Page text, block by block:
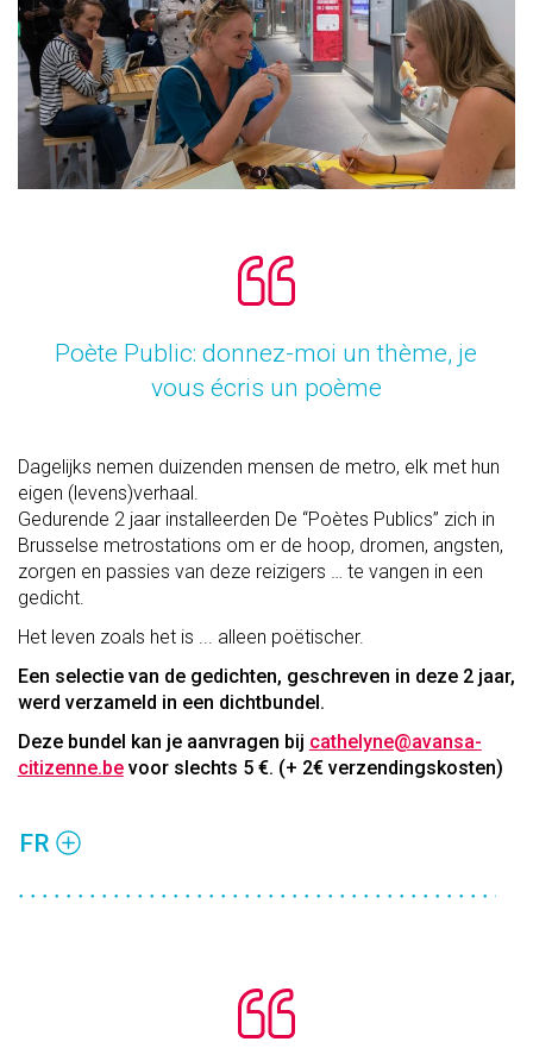
Poète Public: donnez-moi un thème, je
vous écris un poème
Dagelijks nemen duizenden mensen de metro, elk met hun
eigen (levens)verhaal.
Gedurende 2 jaar installeerden De “Poètes Publics” zich in
Brusselse metrostations om er de hoop, dromen, angsten,
zorgen en passies van deze reizigers … te vangen in een
gedicht.
Het leven zoals het is ... alleen poëtischer.
Een selectie van de gedichten, geschreven in deze 2 jaar,
werd verzameld in een dichtbundel.
Deze bundel kan je aanvragen bij cathelyne@avansa-
citizenne.bevoor slechts 5 €. (+ 2€ verzendingskosten)
FR